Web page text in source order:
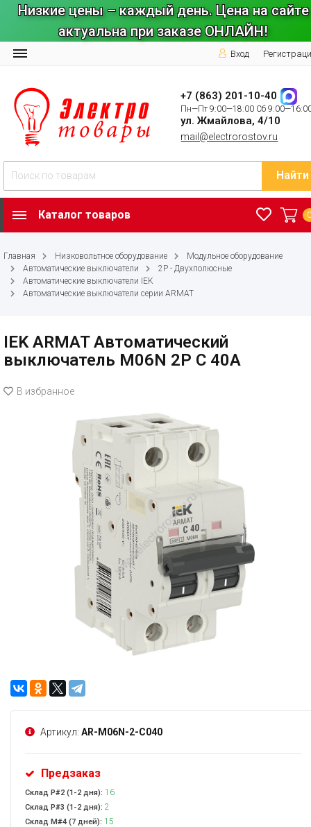
Низкие цены – каждый день. Цена на сайте
актуальна при заказе ОНЛАЙН!
Вход
+7 (863) 201-10-40
Пн—Пт 9:00—18:00 Сб
ул. Жмайлова, 4/10
mail@electrorostov.ru
Найти
Каталог товаров
Главная Низковольтное оборудование
Модульное оборудование
Автоматические выключатели
2P - Двухполюсные
Автоматические выключатели IEK
Автоматические выключатели серии ARMAT
IEK ARMAT Автоматический
выключатель M06N 2P C 40А
В избранное
Артикул: AR-M06N-2-C040
Предзаказ
Склад Р#2 (1-2 дня): 16
Склад Р#3 (1-2 дня): 2
Склад М#4 (7 дней): 15